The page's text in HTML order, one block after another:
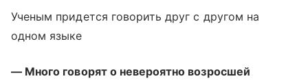
Ученым придется говорить друг с другом на
одном языке
— Много говорят о невероятно возросшей